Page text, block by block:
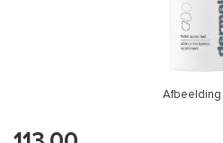
Afbeelding